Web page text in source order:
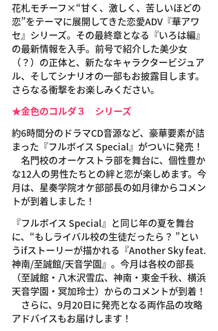
花札モチーフ×“甘く、激しく、苦しいほどの
恋”をテーマに展開してきた恋愛ADV『華アワ
セ』シリーズ。その最終章となる『いろは編』
の最新情報を入手。前号で紹介した美少女
（？）の正体と、新たなキャラクタービジュア
ル、そしてシナリオの一部もお披露目します。
さらなる衝撃をお楽しみください。
★金色のコルダ３ シリーズ
約6時間分のドラマCD音源など、豪華要素が詰
まった『フルボイス Special』がついに発売！
名門校のオーケストラ部を舞台に、個性豊か
な12人の男性たちとの絆と恋が楽しめます。今
月は、星奏学院オケ部部長の如月律からコメン
トが到着しました！
『フルボイス Special』と同じ年の夏を舞台
に、“もしライバル校の生徒だったら？ ”とい
うifストーリーが描かれる『Another Sky feat.
神南/至誠館/天音学園』。今月は各校の部長
（至誠館・八木沢雪広、神南・東金千秋、横浜
天音学園・冥加玲士）からのコメントが到着！
さらに、9月20日に発売となる両作品の攻略
アドバイスもお届けします！